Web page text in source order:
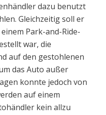
dazu benutzt
Gleichzeitig soll er
Park-and-Ride-
war, die
auf den gestohlenen
das Auto außer
konnte jedoch von
auf einem
kein allzu